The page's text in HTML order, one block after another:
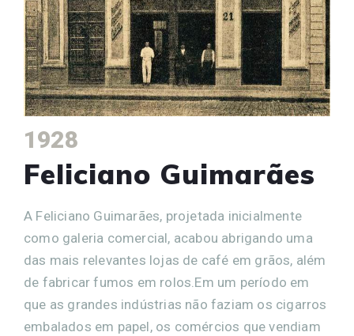
1928
Feliciano Guimarães
A Feliciano Guimarães, projetada inicialmente
como galeria comercial, acabou abrigando uma
das mais relevantes lojas de café em grãos, além
de fabricar fumos em rolos.Em um período em
que as grandes indústrias não faziam os cigarros
embalados em papel, os comércios que vendiam